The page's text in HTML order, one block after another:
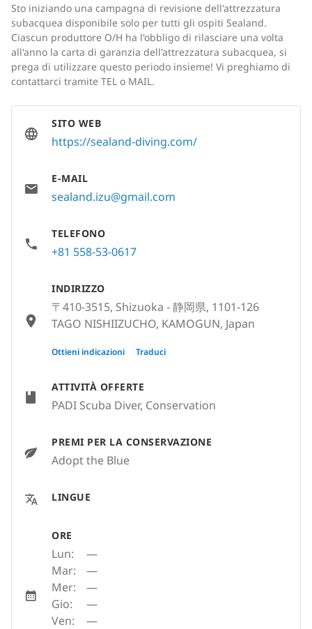
Sto iniziando una campagna di revisione dell'attrezzatura
subacquea disponibile solo per tutti gli ospiti Sealand.
Ciascun produttore O/H ha l'obbligo di rilasciare una volta
all'anno la carta di garanzia dell'attrezzatura subacquea, si
prega di utilizzare questo periodo insieme! Vi preghiamo di
contattarci tramite TEL o MAIL.
ATTIVITÀ OFFERTE
PADI Scuba Diver, Conservation
PREMI PER LA CONSERVAZIONE
Adopt the Blue
LINGUE
ORE
Lun:
—
Mar:
—
Mer:
—
Gio:
—
Ven:
—
SITO WEB
https://sealand-diving.com/
E-MAIL
sealand.izu@gmail.com
TELEFONO
+81 558-53-0617
INDIRIZZO
〒410-3515, Shizuoka - 静岡県, 1101-126
TAGO NISHIIZUCHO, KAMOGUN, Japan
〒410-3515, Shizuoka - 静岡県, 静岡県賀
Ottieni indicazioni Traduci